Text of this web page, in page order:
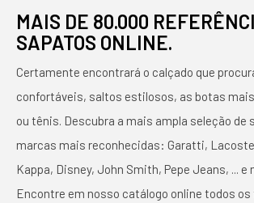
MAIS DE 80.000
SAPATOS ONLINE.
Certamente encontrará o calçado que
confortáveis, saltos estilosos, as botas
ou tênis. Descubra a mais ampla seleção de
marcas mais reconhecidas: Garatti,
Kappa, Disney, John Smith, Pepe Jeans, ... e
Encontre em nosso catálogo online todos